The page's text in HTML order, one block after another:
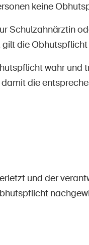
keine
Schulzahnärztin
die
wahr und
die
und der